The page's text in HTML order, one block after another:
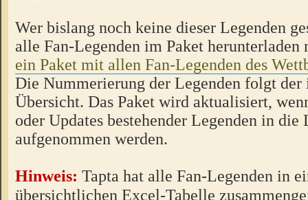
Wer bislang noch keine dieser Legenden
alle Fan-Legenden im Paket
ein Paket mit allen Fan-Legenden des
Die Nummerierung der Legenden folgt der
Übersicht. Das Paket wird aktualisiert,
oder Updates bestehender Legenden in die
aufgenommen werden.
Hinweis: Tapta hat alle Fan-Legenden in
übersichtlichen Excel-Tabelle